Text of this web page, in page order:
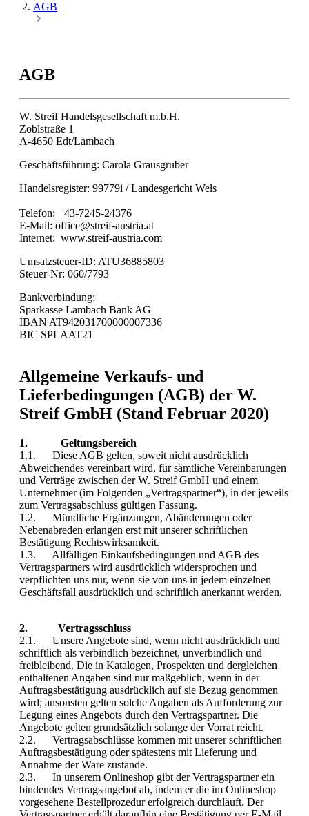
AGB
AGB
W. Streif Handelsgesellschaft m.b.H.
Zoblstraße 1
A-4650 Edt/Lambach
Geschäftsführung: Carola Grausgruber
Handelsregister: 99779i / Landesgericht Wels
Telefon: +43-7245-24376
E-Mail: office@streif-austria.at
Internet: www.streif-austria.com
Umsatzsteuer-ID: ATU36885803
Steuer-Nr: 060/7793
Bankverbindung:
Sparkasse Lambach Bank AG
IBAN AT942031700000007336
BIC SPLAAT21
Allgemeine Verkaufs- und
Lieferbedingungen (AGB) der W.
Streif GmbH (Stand Februar 2020)
1. Geltungsbereich
1.1. Diese AGB gelten, soweit nicht ausdrücklich
Abweichendes vereinbart wird, für sämtliche Vereinbarungen
und Verträge zwischen der W. Streif GmbH und einem
Unternehmer (im Folgenden „Vertragspartner“), in der jeweils
zum Vertragsabschluss gültigen Fassung.
1.2. Mündliche Ergänzungen, Abänderungen oder
Nebenabreden erlangen erst mit unserer schriftlichen
Bestätigung Rechtswirksamkeit.
1.3. Allfälligen Einkaufsbedingungen und AGB des
Vertragspartners wird ausdrücklich widersprochen und
verpflichten uns nur, wenn sie von uns in jedem einzelnen
Geschäftsfall ausdrücklich und schriftlich anerkannt werden.
2. Vertragsschluss
2.1. Unsere Angebote sind, wenn nicht ausdrücklich und
schriftlich als verbindlich bezeichnet, unverbindlich und
freibleibend. Die in Katalogen, Prospekten und dergleichen
enthaltenen Angaben sind nur maßgeblich, wenn in der
Auftragsbestätigung ausdrücklich auf sie Bezug genommen
wird; ansonsten gelten solche Angaben als Aufforderung zur
Legung eines Angebots durch den Vertragspartner. Die
Angebote gelten grundsätzlich solange der Vorrat reicht.
2.2. Vertragsabschlüsse kommen mit unserer schriftlichen
Auftragsbestätigung oder spätestens mit Lieferung und
Annahme der Ware zustande.
2.3. In unserem Onlineshop gibt der Vertragspartner ein
bindendes Vertragsangebot ab, indem er die im Onlineshop
vorgesehene Bestellprozedur erfolgreich durchläuft. Der